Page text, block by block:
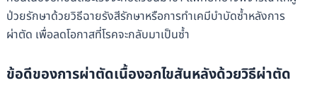
ป่วยรักษาด้วยวิธีฉายรังสีรักษาหรือการทำเคมีบำบัดซ้ำหลังการ
ผ่าตัด เพื่อลดโอกาสที่โรคจะกลับมาเป็นซ้ำ
ข้อดีของการผ่าตัดเนื้องอกไขสันหลังด้วยวิธีผ่าตัด